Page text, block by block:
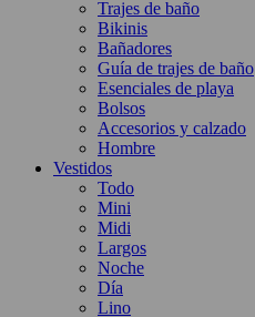
Trajes de baño
Bikinis
Bañadores
Guía de trajes de baño
Esenciales de playa
Bolsos
Accesorios y calzado
Hombre
Vestidos
Todo
Mini
Midi
Largos
Noche
Día
Lino